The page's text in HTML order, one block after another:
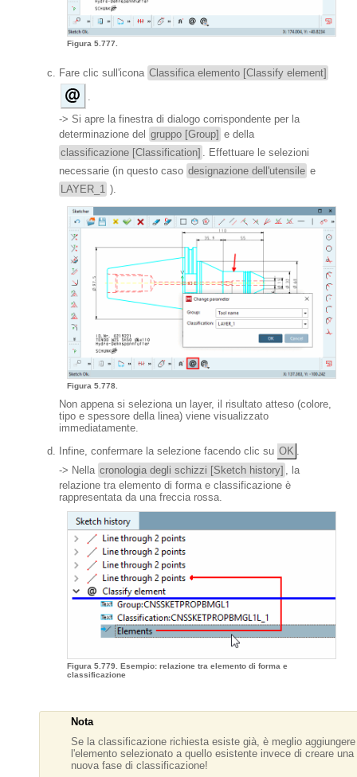
Figura 5.777.
Fare clic sull'icona Classifica elemento [Classify element]
-> Si apre la finestra di dialogo corrispondente per la
determinazione del gruppo [Group] e della
classificazione [Classification]
. Effettuare le selezioni
necessarie (in questo caso designazione dell'utensile e
LAYER_1 ).
Figura 5.778.
Non appena si seleziona un layer, il risultato atteso (colore,
tipo e spessore della linea) viene visualizzato
immediatamente.
Infine, confermare la selezione facendo clic su OK .
-> Nella cronologia degli schizzi [Sketch history] , la
relazione tra elemento di forma e classificazione è
rappresentata da una freccia rossa.
Figura 5.779. Esempio: relazione tra elemento di forma e
classificazione
Nota
Se la classificazione richiesta esiste già, è meglio aggiungere
l'elemento selezionato a quello esistente invece di creare una
nuova fase di classificazione!